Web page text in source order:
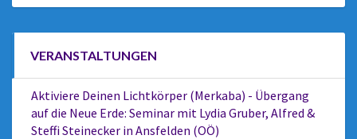
VERANSTALTUNGEN
Aktiviere Deinen Lichtkörper (Merkaba) - Übergang
auf die Neue Erde: Seminar mit Lydia Gruber, Alfred &
Steffi Steinecker in Ansfelden (OÖ)